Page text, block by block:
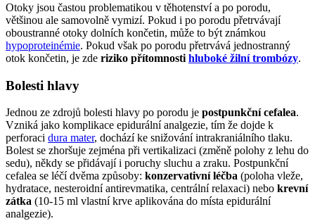
Otoky jsou častou problematikou v těhotenství a po porodu,
většinou ale samovolně vymizí. Pokud i po porodu přetrvávají
oboustranné otoky dolních končetin, může to být známkou
hypoproteinémie. Pokud však po porodu přetrvává jednostranný
otok končetin, je zde riziko přítomnosti hluboké žilní trombózy.
Bolesti hlavy
Jednou ze zdrojů bolesti hlavy po porodu je postpunkční cefalea.
Vzniká jako komplikace epidurální analgezie, tím že dojde k
perforaci dura mater, dochází ke snižování intrakraniálního tlaku.
Bolest se zhoršuje zejména při vertikalizaci (změně polohy z lehu do
sedu), někdy se přidávají i poruchy sluchu a zraku. Postpunkční
cefalea se léčí dvěma způsoby: konzervativní léčba (poloha vleže,
hydratace, nesteroidní antirevmatika, centrální relaxaci) nebo krevní
zátka (10-15 ml vlastní krve aplikována do místa epidurální
analgezie).